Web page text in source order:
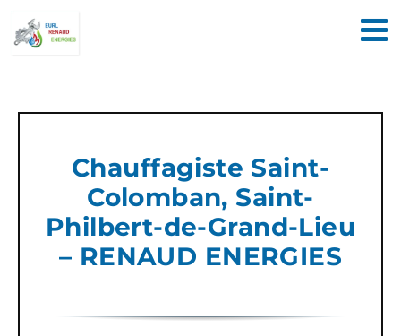
au
contenu
Chauffagiste Saint-
Colomban, Saint-
Philbert-de-Grand-Lieu
– RENAUD ENERGIES